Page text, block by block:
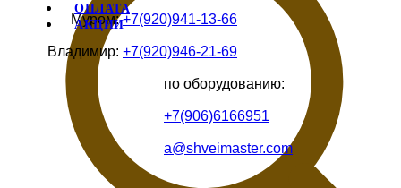
Муром:+7(920)941-13-66
Владимир: +7(920)946-21-69
по оборудованию:
+7(906)6166951
a@shveimaster.com
ОПЛАТА
АКЦИИ